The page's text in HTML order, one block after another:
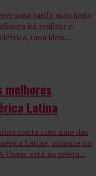
uma tarifa mais justa
irá realizar o
uma ideia...
melhores
Latina
conta com uma das
Latina, atuante no
Unesc está na seleta...